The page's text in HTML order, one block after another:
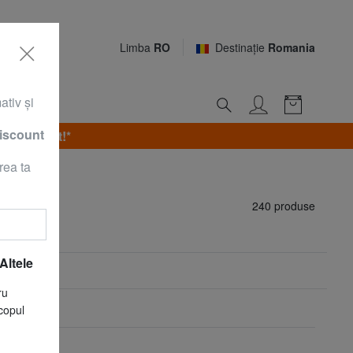
Limba RO Destinaţie Romania
9 August!*
240 produse
şi
ta
Altele